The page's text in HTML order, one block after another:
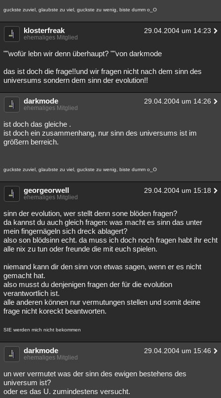
guckste zuviel, glaubste zu viel, guckste zu wenig, biste dumm o_O
klosterfreak 29.04.2004 um 14:23
ehemaliges Mitglied
""wofür lebn wir denn überhaupt? ""von darkmode
das ist doch die frage!!und wir fragen nicht nach dem sinn des
universums sondern dem sinn der evolution!!
darkmode 29.04.2004 um 14:26
ehemaliges Mitglied
ist doch das gleiche .
ist doch ein zusammenhang, nur sinn des universums ist im
größern berreich.
guckste zuviel, glaubste zu viel, guckste zu wenig, biste dumm o_O
georgeorwell 29.04.2004 um 15:18
ehemaliges Mitglied
sinn der evolution, wer stellt denn sone blöden fragen?
da kannst du auch gleich fragen: was macht es sinn das unter
mein fingernägeln sich dreck ablagert?
also son blödsinn echt. da muss ich doch noch fragen habt ihr echt
alle nix zu tun oder freunde die mit euch spielen.
niemand kann dir den sinn von etwas sagen, wenn er es nicht
gemacht hat.
also musst du denjenigen fragen der für die evolution
verantwortlich ist.
alle anderen können nur vermutungen stellen und somit deine
frage nicht koreckt beantworten.
SIE werden mich nicht bekommen
darkmode 29.04.2004 um 15:46
ehemaliges Mitglied
un wer vermutet was der sinn des ewigen bestehens des
universum ist?
oder es das U. zumindestens versucht.